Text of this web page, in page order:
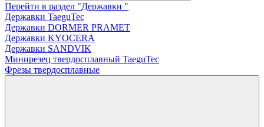
Перейти в раздел "Державки "
Державки TaeguTec
Державки DORMER PRAMET
Державки KYOCERA
Державки SANDVIK
Минирезец твердосплавный TaeguTec
Фрезы твердосплавные